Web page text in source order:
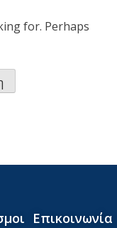
for. Perhaps
Επικοινωνία